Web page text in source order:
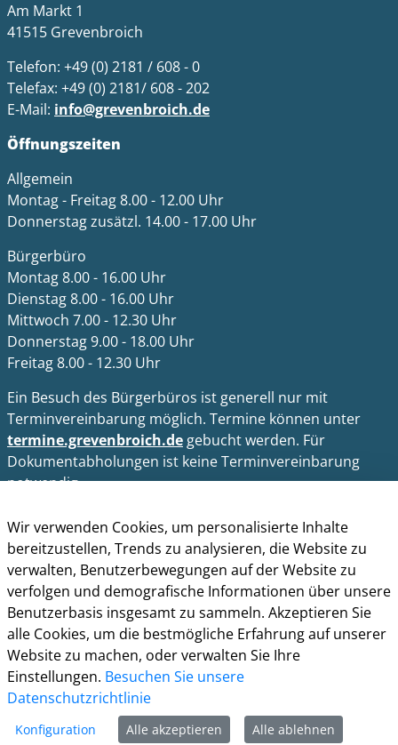
Am Markt 1
41515 Grevenbroich
Telefon: +49 (0) 2181 / 608 - 0
Telefax: +49 (0) 2181/ 608 - 202
E-Mail: info@grevenbroich.de
Öffnungszeiten
Allgemein
Montag - Freitag 8.00 - 12.00 Uhr
Donnerstag zusätzl. 14.00 - 17.00 Uhr
Bürgerbüro
Montag 8.00 - 16.00 Uhr
Dienstag 8.00 - 16.00 Uhr
Mittwoch 7.00 - 12.30 Uhr
Donnerstag 9.00 - 18.00 Uhr
Freitag 8.00 - 12.30 Uhr
Ein Besuch des Bürgerbüros ist generell nur mit
Terminvereinbarung möglich. Termine können unter
termine.grevenbroich.de gebucht werden. Für
Dokumentabholungen ist keine Terminvereinbarung
notwendig.
Für einzelne Dienststellen gelten abweichende
Öffnungszeiten und ggf. erforderliche
Terminvereinbarungen.
Informationen
Impressum
Datenschutz
Barrierefreiheit
Cookie-Richtlinie
Kontakt
Wir verwenden Cookies, um personalisierte Inhalte
bereitzustellen, Trends zu analysieren, die Website zu
verwalten, Benutzerbewegungen auf der Website zu
verfolgen und demografische Informationen über unsere
Benutzerbasis insgesamt zu sammeln. Akzeptieren Sie
alle Cookies, um die bestmögliche Erfahrung auf unserer
Website zu machen, oder verwalten Sie Ihre
Einstellungen. Besuchen Sie unsere
Datenschutzrichtlinie
Konfiguration Alle akzeptieren Alle ablehnen